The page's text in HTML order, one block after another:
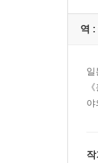
역 :
일
야